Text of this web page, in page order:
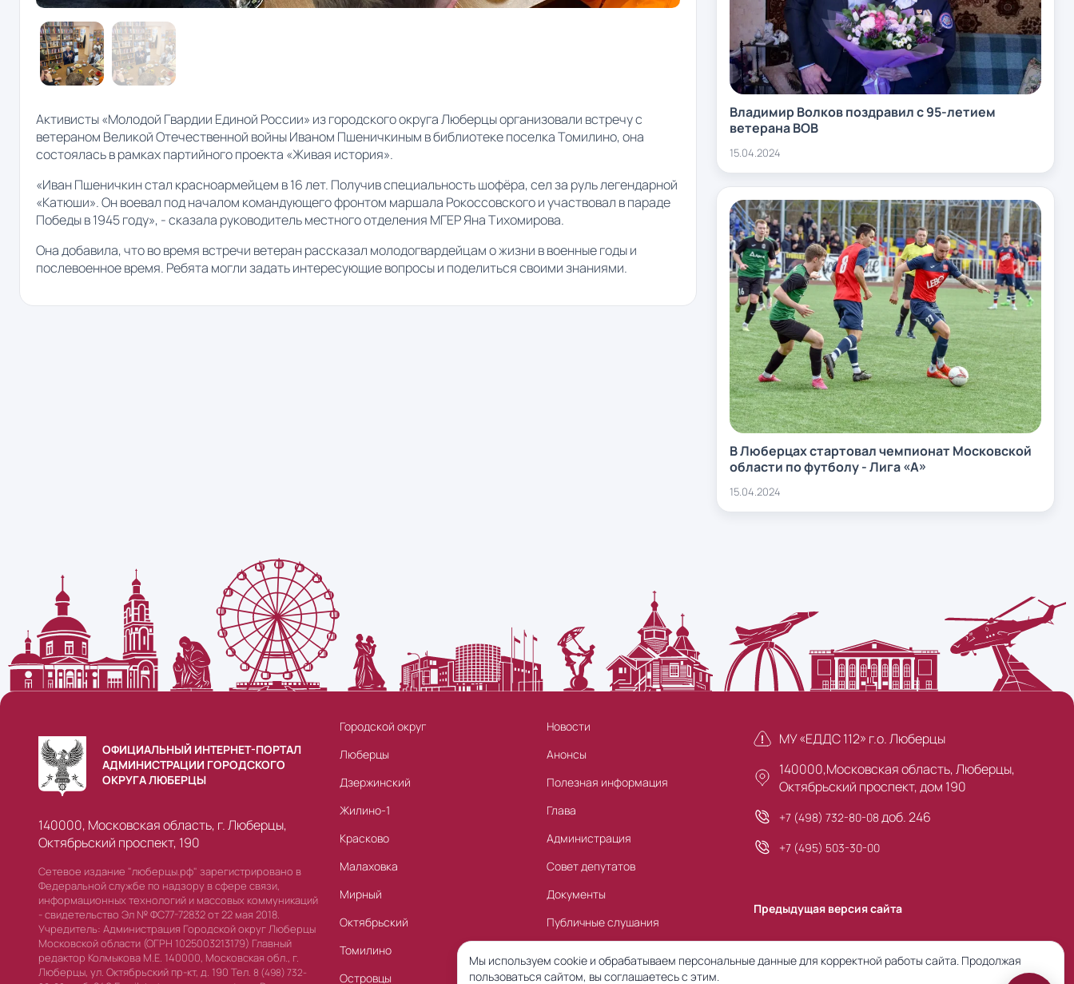
Активисты «Молодой Гвардии Единой России» из городского округа Люберцы организовали встречу с
ветераном Великой Отечественной войны Иваном Пшеничкиным в библиотеке поселка Томилино, она
состоялась в рамках партийного проекта «Живая история».
«Иван Пшеничкин стал красноармейцем в 16 лет. Получив специальность шофёра, сел за руль легендарной
«Катюши». Он воевал под началом командующего фронтом маршала Рокоссовского и участвовал в параде
Победы в 1945 году», - сказала руководитель местного отделения МГЕР Яна Тихомирова.
Она добавила, что во время встречи ветеран рассказал молодогвардейцам о жизни в военные годы и
послевоенное время. Ребята могли задать интересующие вопросы и поделиться своими знаниями.
Владимир Волков поздравил с 95-летием
ветерана ВОВ
15.04.2024
В Люберцах стартовал чемпионат Московской
области по футболу - Лига «А»
15.04.2024
ОФИЦИАЛЬНЫЙ ИНТЕРНЕТ-ПОРТАЛ
АДМИНИСТРАЦИИ ГОРОДСКОГО
ОКРУГА ЛЮБЕРЦЫ
140000, Московская область, г. Люберцы,
Октябрьский проспект, 190
Сетевое издание "люберцы.рф" зарегистрировано в
Федеральной службе по надзору в сфере связи,
информационных технологий и массовых коммуникаций
- свидетельство Эл № ФС77-72832 от 22 мая 2018.
Учредитель: Администрация Городской округ Люберцы
Московской области (ОГРН 1025003213179) Главный
редактор Колмыкова М.Е. 140000, Московская обл., г.
Люберцы, ул. Октябрьский пр-кт, д. 190 Тел. 8 (498) 732-
Городской округ
Люберцы
Дзержинский
Жилино-1
Красково
Малаховка
Мирный
Октябрьский
Томилино
Островцы
Новости
Анонсы
Полезная информация
Глава
Администрация
Совет депутатов
Документы
Публичные слушания
МУ «ЕДДС 112» г.о. Люберцы
140000,Московская область, Люберцы,
Октябрьский проспект, дом 190
+7 (498) 732-80-08 доб. 246
+7 (495) 503-30-00
Предыдущая версия сайта
Мы используем cookie и обрабатываем персональные данные для корректной работы сайта. Продолжая
пользоваться сайтом, вы соглашаетесь с этим.